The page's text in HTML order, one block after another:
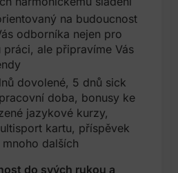
na budoucnost
odborníka nejen pro
práci, ale připravíme Vás
dovolené, 5 dnů sick
doba, bonusy ke
jazykové kurzy,
kartu, příspěvek
dalších
do svých rukou a